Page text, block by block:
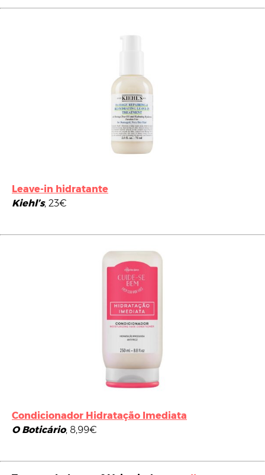
Leave-in hidratante
Kiehl’s, 23€
Condicionador Hidratação Imediata
O Boticário, 8,99€